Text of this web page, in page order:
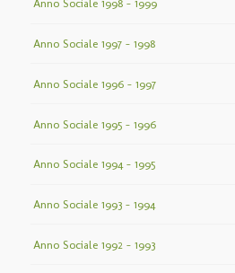
Anno Sociale 1998 – 1999
Anno Sociale 1997 – 1998
Anno Sociale 1996 – 1997
Anno Sociale 1995 – 1996
Anno Sociale 1994 – 1995
Anno Sociale 1993 – 1994
Anno Sociale 1992 – 1993